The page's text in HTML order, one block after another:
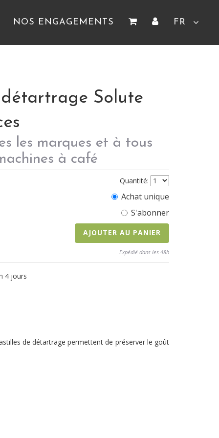
NOS ENGAGEMENTS FR
Solute
les marques et à tous
à café
Quantité:
Achat unique
S'abonner
AJOUTER AU PANIER
Expédié dans les 48h
4 jours
de détartrage permettent de préserver le goût